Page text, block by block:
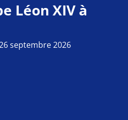
Léon XIV à
septembre 2026